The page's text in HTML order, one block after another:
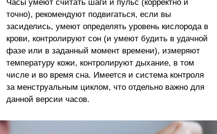
Часы умеют считать шаги и пульс (корректно и
точно), рекомендуют подвигаться, если вы
засиделись, умеют определять уровень кислорода в
крови, контролируют сон (и умеют будить в удачной
фазе или в заданный момент времени), измеряют
температуру кожи, контролируют дыхание, в том
числе и во время сна. Имеется и система контроля
за менструальным циклом, что отдельно важно для
данной версии часов.